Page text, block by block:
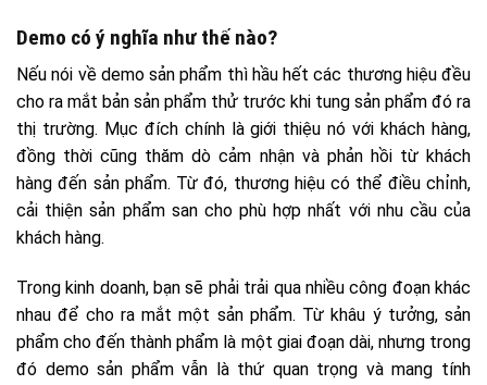
Demo có ý nghĩa như thế nào?
Nếu nói về demo sản phẩm thì hầu hết các thương hiệu đều
cho ra mắt bản sản phẩm thử trước khi tung sản phẩm đó ra
thị trường. Mục đích chính là giới thiệu nó với khách hàng,
đồng thời cũng thăm dò cảm nhận và phản hồi từ khách
hàng đến sản phẩm. Từ đó, thương hiệu có thể điều chỉnh,
cải thiện sản phẩm san cho phù hợp nhất với nhu cầu của
khách hàng.
Trong kinh doanh, bạn sẽ phải trải qua nhiều công đoạn khác
nhau để cho ra mắt một sản phẩm. Từ khâu ý tưởng, sản
phẩm cho đến thành phẩm là một giai đoạn dài, nhưng trong
đó demo sản phẩm vẫn là thứ quan trọng và mang tính